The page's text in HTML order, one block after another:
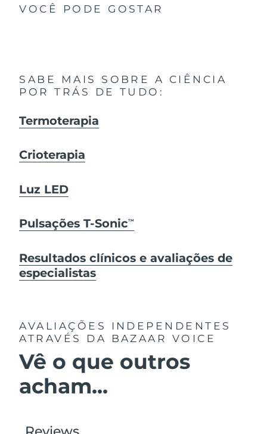
VOCÊ PODE GOSTAR
SABE MAIS SOBRE A CIÊNCIA
POR TRÁS DE TUDO:
Termoterapia
Crioterapia
Luz LED
Pulsações T-SonicTM
Resultados clínicos e avaliações de
especialistas
AVALIAÇÕES INDEPENDENTES
ATRAVÉS DA BAZAAR VOICE
Vê o que outros
acham...